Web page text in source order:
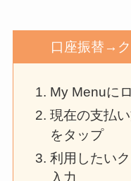
口座振替→
My Menuに
現在の支払
をタップ
利用したい
入力